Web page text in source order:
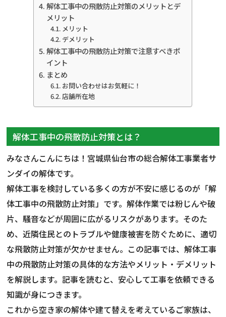
解体工事中の飛散防止対策のメリットとデ
メリット
メリット
デメリット
解体工事中の飛散防止対策で注意すべきポ
イント
まとめ
お問い合わせはお気軽に！
店舗所在地
解体工事中の飛散防止対策とは？
みなさんこんにちは！宮城県仙台市の総合解体工事業者サ
ンダイの解体です。
解体工事を検討している多くの方が不安に感じるのが「解
体工事中の飛散防止対策」です。解体作業では粉じんや破
片、騒音などが周囲に広がるリスクがあります。そのた
め、近隣住民とのトラブルや健康被害を防ぐために、適切
な飛散防止対策が欠かせません。この記事では、解体工事
中の飛散防止対策の具体的な方法やメリット・デメリット
を解説します。記事を読むと、安心して工事を依頼できる
知識が身につきます。
これから空き家の解体や建て替えを考えているご家族は、